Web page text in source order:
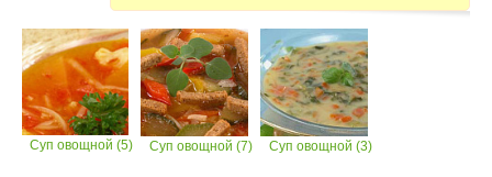
Суп овощной (5) Суп овощной (7) Суп овощной (3)